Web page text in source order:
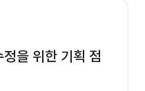
을 위한 기획 점